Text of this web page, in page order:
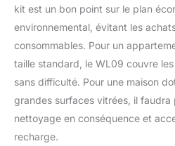
kit est un bon point sur le plan
environnemental, évitant les
consommables. Pour un
taille standard, le WL09 couvre
sans difficulté. Pour une maison
grandes surfaces vitrées, il faudra
nettoyage en conséquence et
recharge.